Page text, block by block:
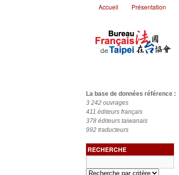
Accueil Présentation
La base de données référence :
3 242 ouvrages
411 éditeurs français
378 éditeurs taiwanais
992 traducteurs
RECHERCHE